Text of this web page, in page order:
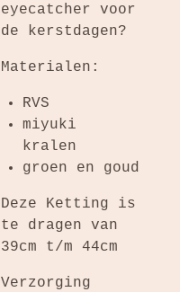
eyecatcher voor
de kerstdagen?
Materialen:
RVS
miyuki
kralen
groen en goud
Deze Ketting is
te dragen van
39cm t/m 44cm
Verzorging